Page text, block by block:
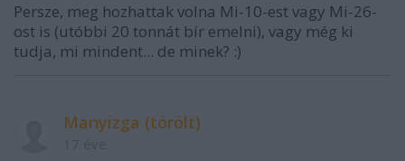
Persze, meg hozhattak volna Mi-10-est vagy Mi-26-
ost is (utóbbi 20 tonnát bír emelni), vagy még ki
tudja, mi mindent... de minek? :)
Manyizga (törölt)